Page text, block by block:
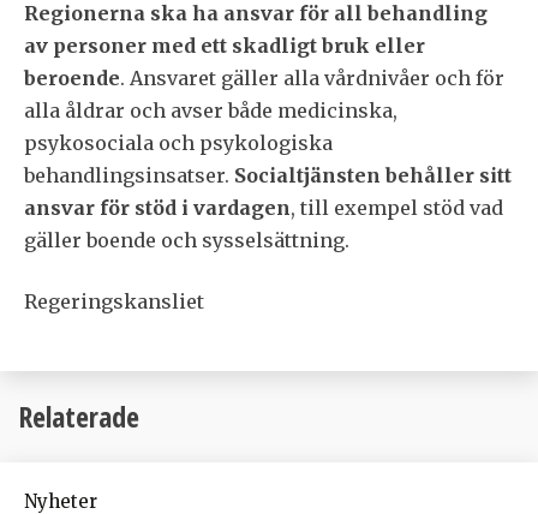
Regionerna ska ha ansvar för all behandling
av personer med ett skadligt bruk eller
beroende. Ansvaret gäller alla vårdnivåer och för
alla åldrar och avser både medicinska,
psykosociala och psykologiska
behandlingsinsatser. Socialtjänsten behåller sitt
ansvar för stöd i vardagen, till exempel stöd vad
gäller boende och sysselsättning.
Regeringskansliet
Relaterade
Nyheter